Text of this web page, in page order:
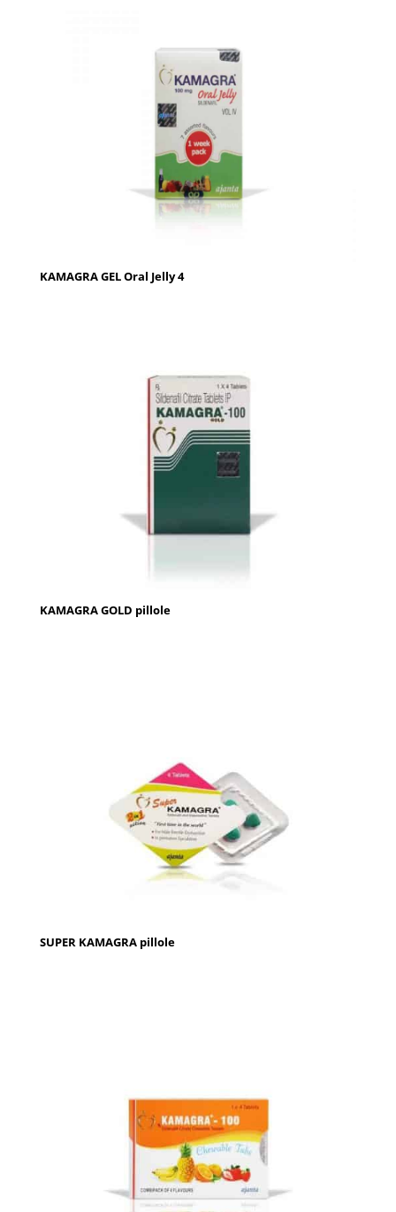
KAMAGRA GEL Oral Jelly 4
KAMAGRA GOLD pillole
SUPER KAMAGRA pillole